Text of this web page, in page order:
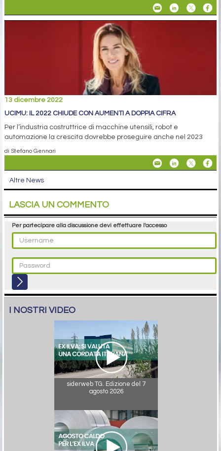
13 dicembre 2022
UCIMU: IL 2022 CHIUDE CON AUMENTI A DOPPIA CIFRA
Per l’industria costruttrice di macchine utensili, robot e
automazione la crescita dovrebbe proseguire anche nel 2023
di Stefano Gennari
Altre News
LASCIA UN COMMENTO
Per partecipare alla discussione devi effettuare l'accesso
I NOSTRI VIDEO
siderweb TG. Edizione del 7
agosto 2026